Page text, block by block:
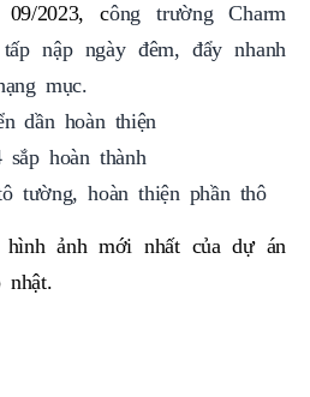
2023, công trường Charm
nập ngày đêm, đẩy nhanh
mục.
dần hoàn thiện
hoàn thành
tường, hoàn thiện phần thô
hình ảnh mới nhất của dự án